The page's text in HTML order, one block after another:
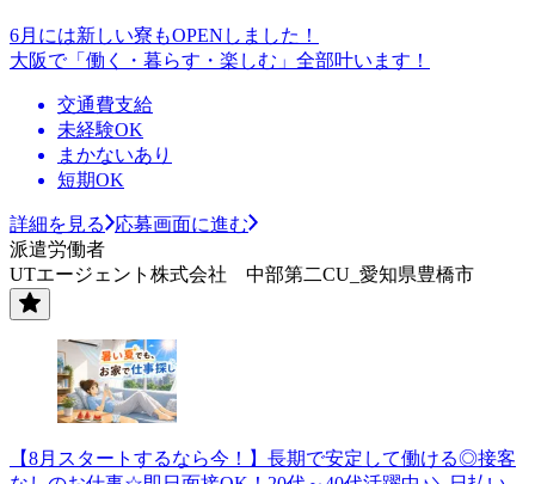
6月には新しい寮もOPENしました！
大阪で「働く・暮らす・楽しむ」全部叶います！
交通費支給
未経験OK
まかないあり
短期OK
詳細を見る
応募画面に進む
派遣労働者
UTエージェント株式会社 中部第二CU_愛知県豊橋市
【8月スタートするなら今！】長期で安定して働ける◎接客